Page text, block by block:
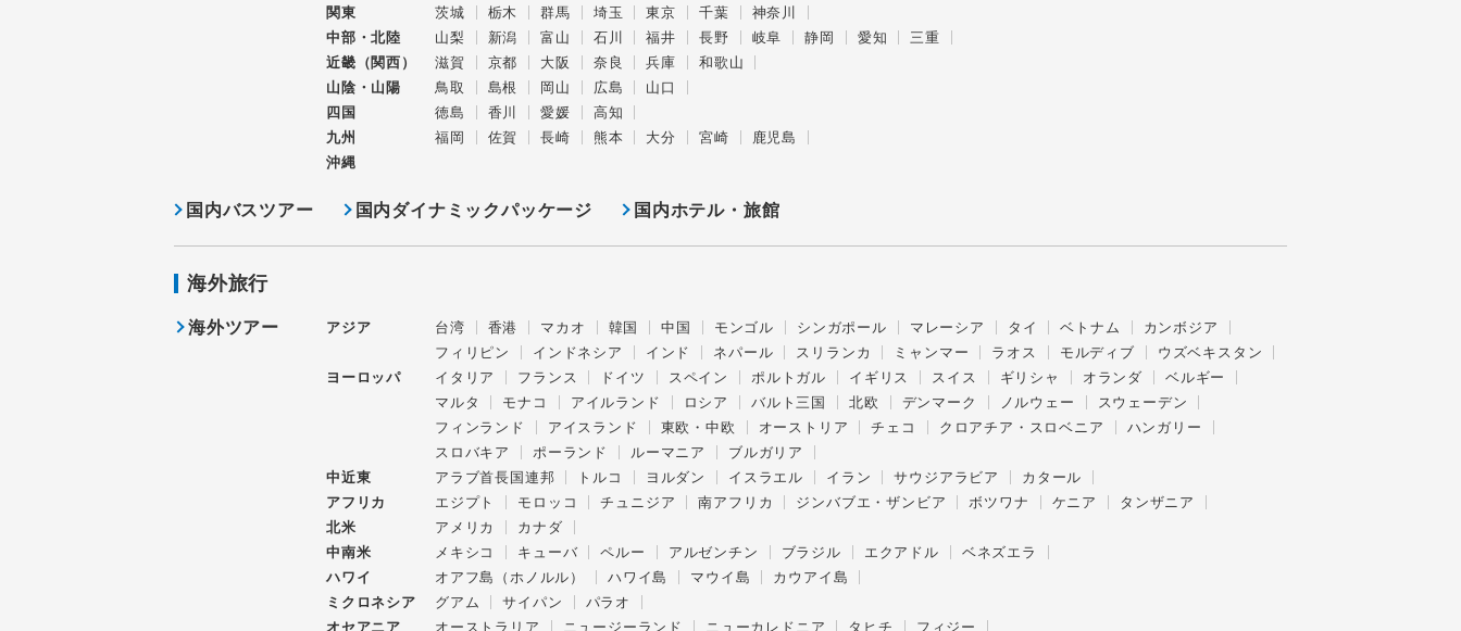
関東
茨城 栃木 群馬 埼玉 東京 千葉
神奈川
中部・北陸
山梨 新潟 富山 石川 福井 長野 岐阜 静岡 愛知
三重
近畿（関西）
滋賀 京都 大阪 奈良 兵庫
和歌山
山陰・山陽
鳥取 島根 岡山 広島
山口
四国
徳島 香川 愛媛
高知
九州
福岡 佐賀 長崎 熊本 大分 宮崎
鹿児島
沖縄
国内バスツアー 国内ダイナミックパッケージ 国内ホテル・旅館
海外旅行
海外ツアー アジア 台湾 香港 マカオ 韓国 中国 モンゴル シンガポール マレーシア タイ ベトナム
カンボジア
フィリピン
インドネシア インド ネパール スリランカ ミャンマー ラオス モルディブ
ウズベキスタン
ヨーロッパ
イタリア フランス ドイツ スペイン ポルトガル イギリス スイス ギリシャ オランダ
ベルギー
マルタ
モナコ アイルランド ロシア バルト三国 北欧 デンマーク ノルウェー
スウェーデン
フィンランド
アイスランド 東欧・中欧 オーストリア チェコ クロアチア・スロベニア
ハンガリー
スロバキア
ポーランド ルーマニア
ブルガリア
中近東
アラブ首長国連邦 トルコ ヨルダン イスラエル イラン サウジアラビア
カタール
アフリカ
エジプト モロッコ チュニジア 南アフリカ ジンバブエ・ザンビア ボツワナ ケニア
タンザニア
北米
アメリカ
カナダ
中南米
メキシコ キューバ ペルー アルゼンチン ブラジル エクアドル
ベネズエラ
ハワイ
オアフ島（ホノルル） ハワイ島 マウイ島
カウアイ島
ミクロネシア
グアム サイパン
パラオ
オセアニア
オーストラリア ニュージーランド ニューカレドニア タヒチ フィジー